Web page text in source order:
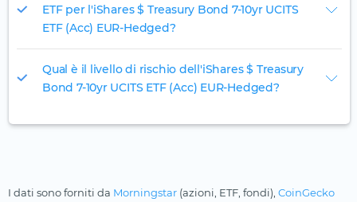
ETF per l'iShares $ Treasury Bond 7-10yr UCITS
ETF (Acc) EUR-Hedged?
Qual è il livello di rischio dell'iShares $ Treasury
Bond 7-10yr UCITS ETF (Acc) EUR-Hedged?
I dati sono forniti da Morningstar (azioni, ETF, fondi), CoinGecko